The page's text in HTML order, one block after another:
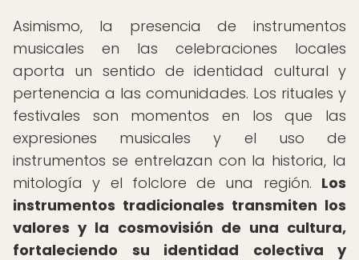
Asimismo, la presencia de instrumentos
musicales en las celebraciones locales
aporta un sentido de identidad cultural y
pertenencia a las comunidades. Los rituales y
festivales son momentos en los que las
expresiones musicales y el uso de
instrumentos se entrelazan con la historia, la
mitología y el folclore de una región. Los
instrumentos tradicionales transmiten los
valores y la cosmovisión de una cultura,
fortaleciendo su identidad colectiva y